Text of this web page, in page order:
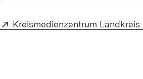
Extern:
Kreismedienzentrum Landkreis